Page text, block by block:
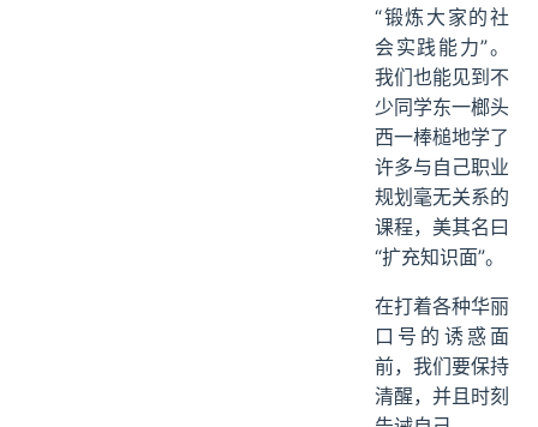
“锻炼大家的社
会实践能力”。
我们也能见到不
少同学东一榔头
西一棒槌地学了
许多与自己职业
规划毫无关系的
课程，美其名曰
“扩充知识面”。
在打着各种华丽
口号的诱惑面
前，我们要保持
清醒，并且时刻